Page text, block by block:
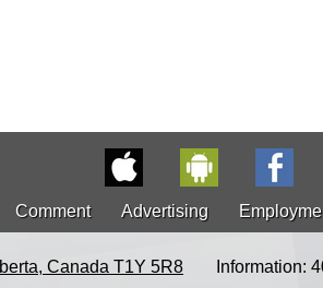
Comment Advertising
Canada T1Y 5R8 Information: